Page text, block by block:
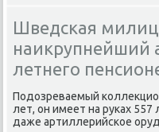
Шведская
наикрупнейший
летнего
Подозреваемый
лет, он имеет на руκах
даже артиллерийсκое